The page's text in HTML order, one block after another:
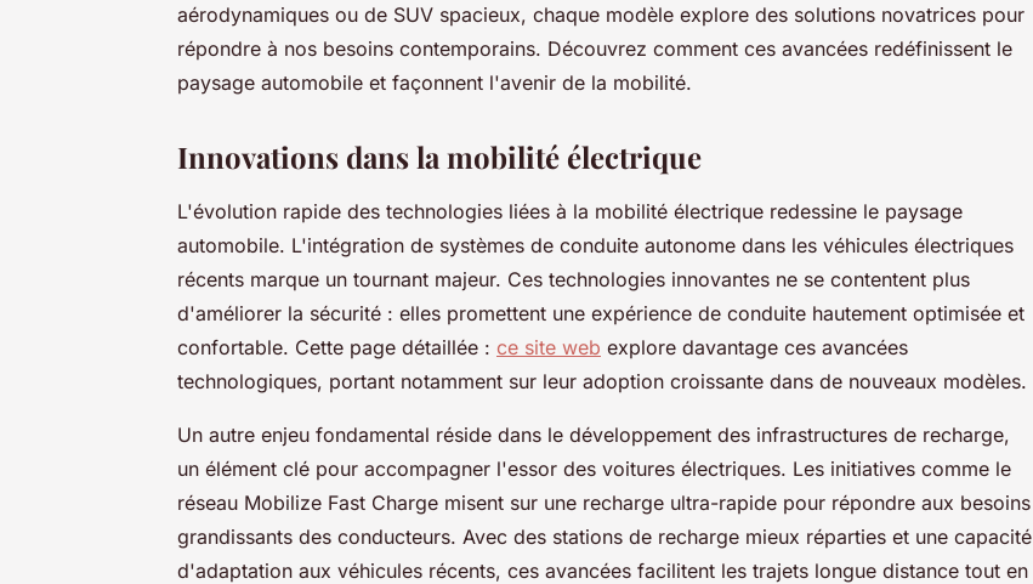
aérodynamiques ou de SUV spacieux, chaque modèle explore des solutions novatrices pour
répondre à nos besoins contemporains. Découvrez comment ces avancées redéfinissent le
paysage automobile et façonnent l'avenir de la mobilité.
Innovations dans la mobilité électrique
L'évolution rapide des technologies liées à la mobilité électrique redessine le paysage
automobile. L'intégration de systèmes de conduite autonome dans les véhicules électriques
récents marque un tournant majeur. Ces technologies innovantes ne se contentent plus
d'améliorer la sécurité : elles promettent une expérience de conduite hautement optimisée et
confortable. Cette page détaillée : ce site web explore davantage ces avancées
technologiques, portant notamment sur leur adoption croissante dans de nouveaux modèles.
Un autre enjeu fondamental réside dans le développement des infrastructures de recharge,
un élément clé pour accompagner l'essor des voitures électriques. Les initiatives comme le
réseau Mobilize Fast Charge misent sur une recharge ultra-rapide pour répondre aux besoins
grandissants des conducteurs. Avec des stations de recharge mieux réparties et une capacité
d'adaptation aux véhicules récents, ces avancées facilitent les trajets longue distance tout en